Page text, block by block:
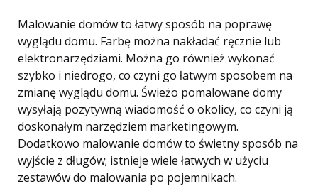
Malowanie domów to łatwy sposób na poprawę
wyglądu domu. Farbę można nakładać ręcznie lub
elektronarzędziami. Można go również wykonać
szybko i niedrogo, co czyni go łatwym sposobem na
zmianę wyglądu domu. Świeżo pomalowane domy
wysyłają pozytywną wiadomość o okolicy, co czyni ją
doskonałym narzędziem marketingowym.
Dodatkowo malowanie domów to świetny sposób na
wyjście z długów; istnieje wiele łatwych w użyciu
zestawów do malowania po pojemnikach.